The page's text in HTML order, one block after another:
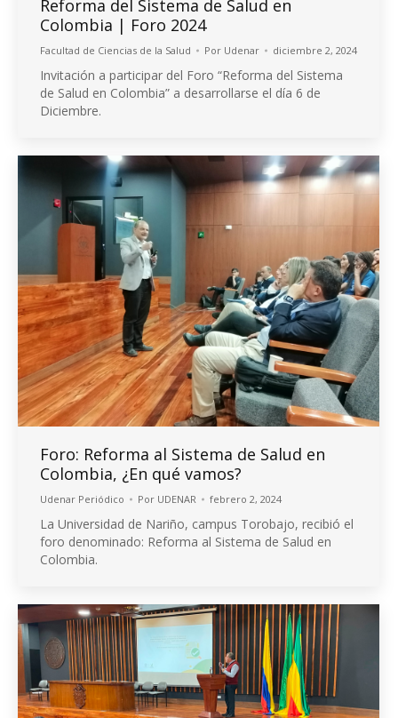
Reforma del Sistema de Salud en
Colombia | Foro 2024
Facultad de Ciencias de la Salud Por Udenar diciembre 2, 2024
Invitación a participar del Foro “Reforma del Sistema
de Salud en Colombia” a desarrollarse el día 6 de
Diciembre.
Foro: Reforma al Sistema de Salud en
Colombia, ¿En qué vamos?
Udenar Periódico Por UDENAR febrero 2, 2024
La Universidad de Nariño, campus Torobajo, recibió el
foro denominado: Reforma al Sistema de Salud en
Colombia.